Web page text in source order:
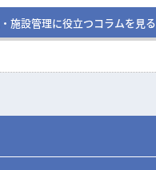
施設管理に役立つコラムを見る